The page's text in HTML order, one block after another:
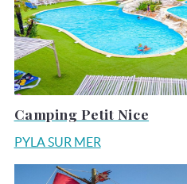
Camping Petit Nice
PYLA SUR MER